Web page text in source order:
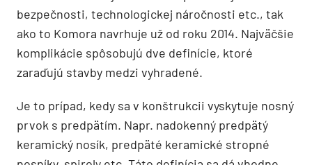
bezpečnosti, technologickej náročnosti etc., tak
ako to Komora navrhuje už od roku 2014. Najväčšie
komplikácie spôsobujú dve definície, ktoré
zaraďujú stavby medzi vyhradené.
Je to prípad, kedy sa v konštrukcii vyskytuje nosný
prvok s predpätím. Napr. nadokenný predpätý
keramický nosík, predpäté keramické stropné